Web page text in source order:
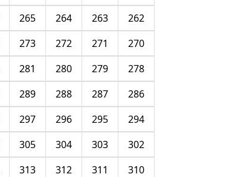
262
263
264
265
270
271
272
273
278
279
280
281
286
287
288
289
294
295
296
297
302
303
304
305
310
311
312
313